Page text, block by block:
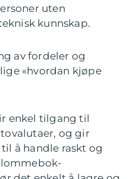
uten
kunnskap.
av fordeler og
«hvordan kjøpe
enkel tilgang til
og gir
å handle raskt og